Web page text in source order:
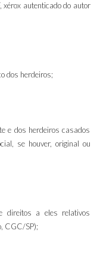
xérox autenticado do autor
dos herdeiros;
e dos herdeiros casados
se houver, original ou
direitos a eles relativos
CGC/SP);